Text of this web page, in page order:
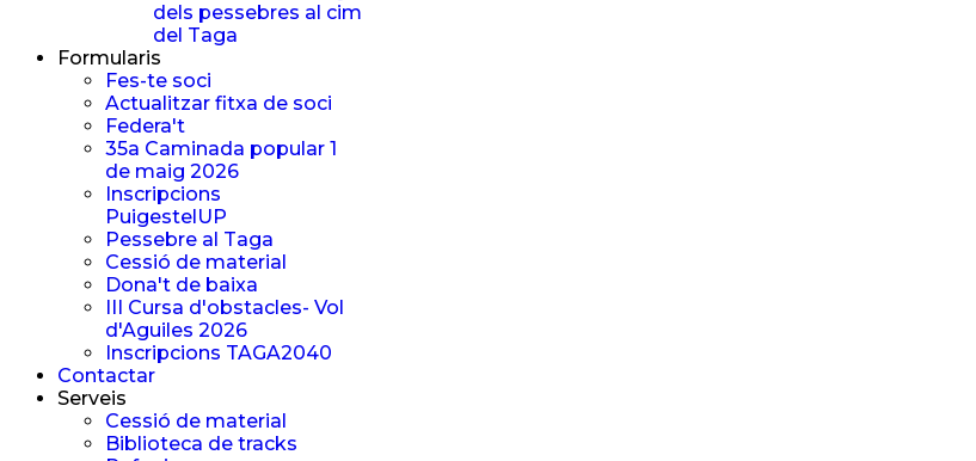
dels pessebres al cim
del Taga
Formularis
Fes-te soci
Actualitzar fitxa de soci
Federa't
35a Caminada popular 1
de maig 2026
Inscripcions
PuigestelUP
Pessebre al Taga
Cessió de material
Dona't de baixa
III Cursa d'obstacles- Vol
d'Aguiles 2026
Inscripcions TAGA2040
Contactar
Serveis
Cessió de material
Biblioteca de tracks